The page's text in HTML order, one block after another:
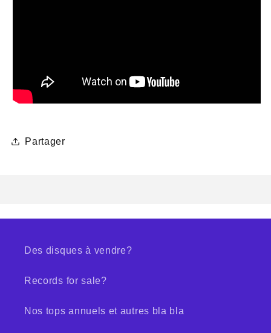
Partager
Des disques à vendre?
Records for sale?
Nos tops annuels et autres bla bla